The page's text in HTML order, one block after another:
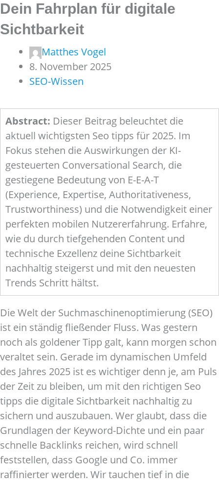
Dein Fahrplan für digitale
Sichtbarkeit
Matthes Vogel
8. November 2025
SEO-Wissen
Abstract: Dieser Beitrag beleuchtet die
aktuell wichtigsten Seo tipps für 2025. Im
Fokus stehen die Auswirkungen der KI-
gesteuerten Conversational Search, die
gestiegene Bedeutung von E-E-A-T
(Experience, Expertise, Authoritativeness,
Trustworthiness) und die Notwendigkeit einer
perfekten mobilen Nutzererfahrung. Erfahre,
wie du durch tiefgehenden Content und
technische Exzellenz deine Sichtbarkeit
nachhaltig steigerst und mit den neuesten
Trends Schritt hältst.
Die Welt der Suchmaschinenoptimierung (SEO)
ist ein ständig fließender Fluss. Was gestern
noch als goldener Tipp galt, kann morgen schon
veraltet sein. Gerade im dynamischen Umfeld
des Jahres 2025 ist es wichtiger denn je, am Puls
der Zeit zu bleiben, um mit den richtigen Seo
tipps die digitale Sichtbarkeit nachhaltig zu
sichern und auszubauen. Wer glaubt, dass die
Grundlagen der Keyword-Dichte und ein paar
schnelle Backlinks reichen, wird schnell
feststellen, dass Google und Co. immer
raffinierter werden. Wir tauchen tief in die